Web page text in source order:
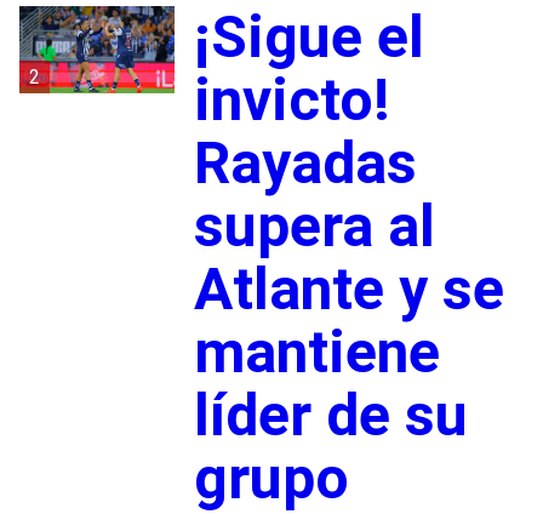
2
¡Sigue el
invicto!
Rayadas
supera al
Atlante y se
mantiene
líder de su
grupo